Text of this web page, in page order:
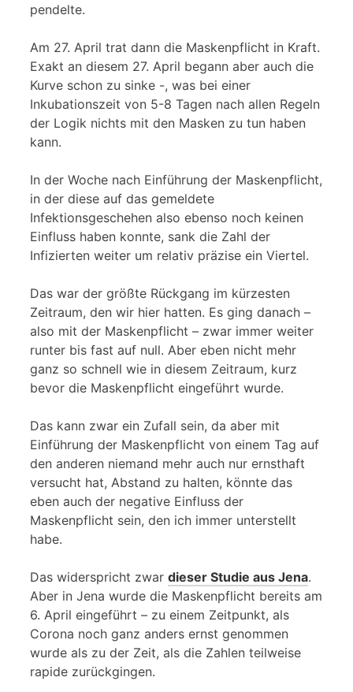
pendelte.
Am 27. April trat dann die Maskenpflicht in Kraft.
Exakt an diesem 27. April begann aber auch die
Kurve schon zu sinke -, was bei einer
Inkubationszeit von 5-8 Tagen nach allen Regeln
der Logik nichts mit den Masken zu tun haben
kann.
In der Woche nach Einführung der Maskenpflicht,
in der diese auf das gemeldete
Infektionsgeschehen also ebenso noch keinen
Einfluss haben konnte, sank die Zahl der
Infizierten weiter um relativ präzise ein Viertel.
Das war der größte Rückgang im kürzesten
Zeitraum, den wir hier hatten. Es ging danach –
also mit der Maskenpflicht – zwar immer weiter
runter bis fast auf null. Aber eben nicht mehr
ganz so schnell wie in diesem Zeitraum, kurz
bevor die Maskenpflicht eingeführt wurde.
Das kann zwar ein Zufall sein, da aber mit
Einführung der Maskenpflicht von einem Tag auf
den anderen niemand mehr auch nur ernsthaft
versucht hat, Abstand zu halten, könnte das
eben auch der negative Einfluss der
Maskenpflicht sein, den ich immer unterstellt
habe.
Das widerspricht zwar dieser Studie aus Jena.
Aber in Jena wurde die Maskenpflicht bereits am
6. April eingeführt – zu einem Zeitpunkt, als
Corona noch ganz anders ernst genommen
wurde als zu der Zeit, als die Zahlen teilweise
rapide zurückgingen.